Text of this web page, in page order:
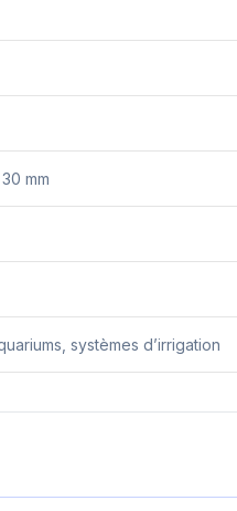
mm
systèmes d’irrigation